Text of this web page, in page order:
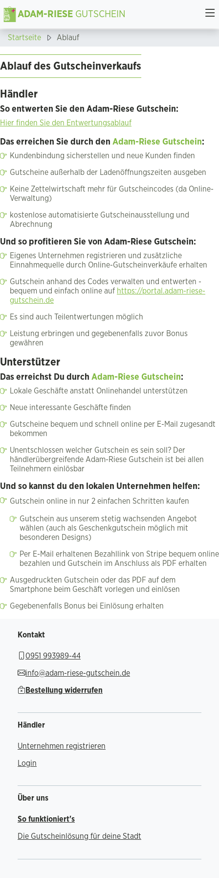
ADAM-RIESE GUTSCHEIN
Startseite Ablauf
Ablauf des Gutscheinverkaufs
Händler
So entwerten Sie den Adam-Riese Gutschein:
Hier finden Sie den Entwertungsablauf
Das erreichen Sie durch den Adam-Riese Gutschein:
Kundenbindung sicherstellen und neue Kunden finden
Gutscheine außerhalb der Ladenöffnungszeiten ausgeben
Keine Zettelwirtschaft mehr für Gutscheincodes (da Online-
Verwaltung)
kostenlose automatisierte Gutscheinausstellung und
Abrechnung
Und so profitieren Sie von Adam-Riese Gutschein:
Eigenes Unternehmen registrieren und zusätzliche
Einnahmequelle durch Online-Gutscheinverkäufe erhalten
Gutschein anhand des Codes verwalten und entwerten -
bequem und einfach online auf https://portal.adam-riese-
gutschein.de
Es sind auch Teilentwertungen möglich
Leistung erbringen und gegebenenfalls zuvor Bonus
gewähren
Unterstützer
Das erreichst Du durch Adam-Riese Gutschein:
Lokale Geschäfte anstatt Onlinehandel unterstützen
Neue interessante Geschäfte finden
Gutscheine bequem und schnell online per E-Mail zugesandt
bekommen
Unentschlossen welcher Gutschein es sein soll? Der
händlerübergreifende Adam-Riese Gutschein ist bei allen
Teilnehmern einlösbar
Und so kannst du den lokalen Unternehmen helfen:
Gutschein online in nur 2 einfachen Schritten kaufen
Gutschein aus unserem stetig wachsenden Angebot
wählen (auch als Geschenkgutschein möglich mit
besonderen Designs)
Per E-Mail erhaltenen Bezahllink von Stripe bequem online
bezahlen und Gutschein im Anschluss als PDF erhalten
Ausgedruckten Gutschein oder das PDF auf dem
Smartphone beim Geschäft vorlegen und einlösen
Gegebenenfalls Bonus bei Einlösung erhalten
Kontakt
0951 993989-44
info@adam-riese-gutschein.de
Bestellung widerrufen
Händler
Unternehmen registrieren
Login
Über uns
So funktioniert's
Die Gutscheinlösung für deine Stadt